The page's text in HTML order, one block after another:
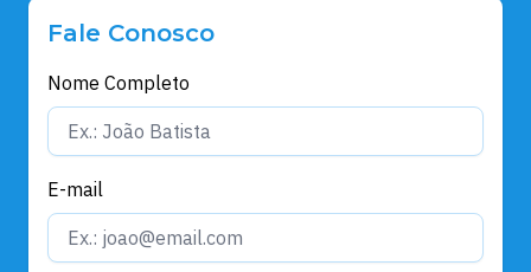
Fale Conosco
Nome Completo
E-mail